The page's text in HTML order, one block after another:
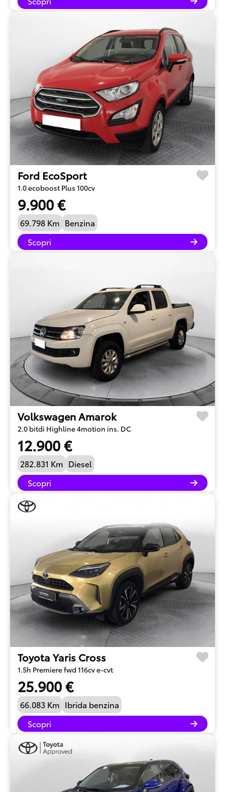
Ford EcoSport
1.0 ecoboost Plus 100cv
9.900 €
69.798 Km Benzina
Scopri
Volkswagen Amarok
2.0 bitdi Highline 4motion ins. DC
12.900 €
282.831 Km Diesel
Scopri
Toyota Yaris Cross
1.5h Premiere fwd 116cv e-cvt
25.900 €
66.083 Km Ibrida benzina
Scopri